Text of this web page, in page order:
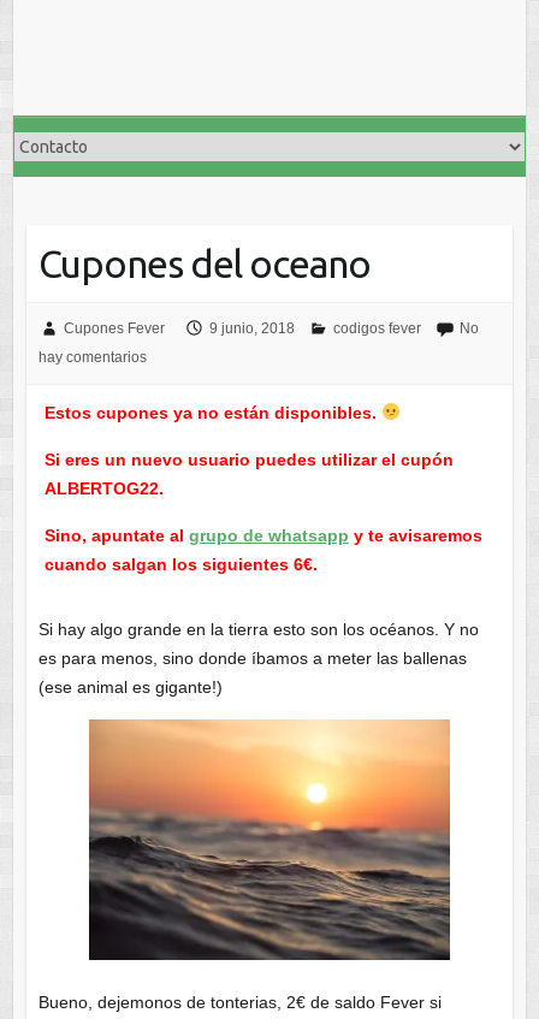
Cupones del oceano
Cupones Fever 9 junio, 2018 codigos fever
No
hay comentarios
Estos cupones ya no están disponibles.
Si eres un nuevo usuario puedes utilizar el cupón
ALBERTOG22.
Sino, apuntate al grupo de whatsapp y te avisaremos
cuando salgan los siguientes 6€.
Si hay algo grande en la tierra esto son los océanos. Y no
es para menos, sino donde íbamos a meter las ballenas
(ese animal es gigante!)
Bueno, dejemonos de tonterias, 2€ de saldo Fever si